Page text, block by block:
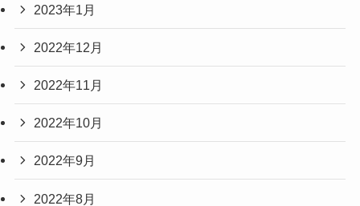
2023年1月
2022年12月
2022年11月
2022年10月
2022年9月
2022年8月